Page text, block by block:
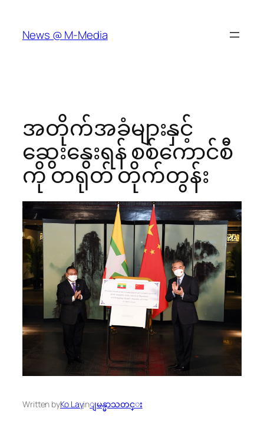
content
News @ M-Media
အတိုက်အခံများနှင့်
ဆွေးနွေးရန် စစ်ကောင်စီ
ကို တရုတ် တိုက်တွန်း
Written byKo Layinျမန္မာသတင္း